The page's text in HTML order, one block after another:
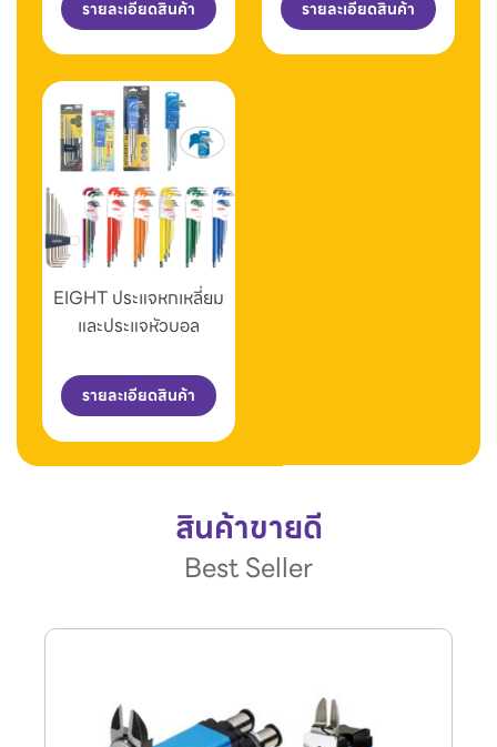
รายละเอียดสินค้า รายละเอียดสินค้า
EIGHT ประแจหกเหลี่ยม
และประแจหัวบอล
รายละเอียดสินค้า
สินค้าขายดี
Best Seller